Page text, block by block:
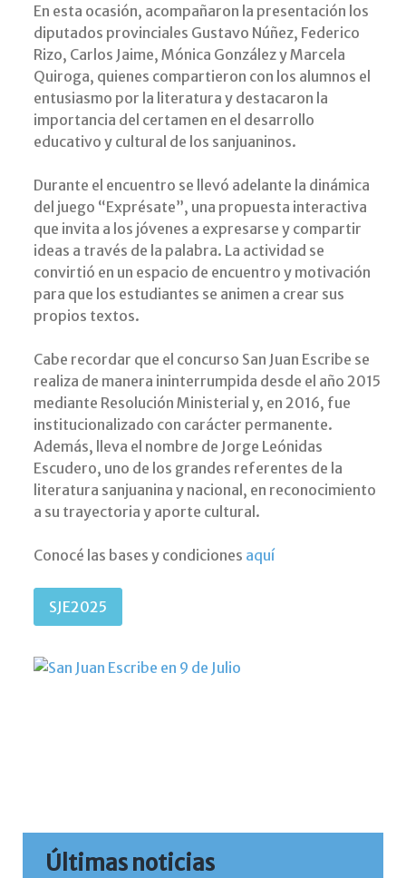
En esta ocasión, acompañaron la presentación los
diputados provinciales Gustavo Núñez, Federico
Rizo, Carlos Jaime, Mónica González y Marcela
Quiroga, quienes compartieron con los alumnos el
entusiasmo por la literatura y destacaron la
importancia del certamen en el desarrollo
educativo y cultural de los sanjuaninos.
Durante el encuentro se llevó adelante la dinámica
del juego “Exprésate”, una propuesta interactiva
que invita a los jóvenes a expresarse y compartir
ideas a través de la palabra. La actividad se
convirtió en un espacio de encuentro y motivación
para que los estudiantes se animen a crear sus
propios textos.
Cabe recordar que el concurso San Juan Escribe se
realiza de manera ininterrumpida desde el año 2015
mediante Resolución Ministerial y, en 2016, fue
institucionalizado con carácter permanente.
Además, lleva el nombre de Jorge Leónidas
Escudero, uno de los grandes referentes de la
literatura sanjuanina y nacional, en reconocimiento
a su trayectoria y aporte cultural.
Conocé las bases y condiciones aquí
SJE2025
Últimas noticias